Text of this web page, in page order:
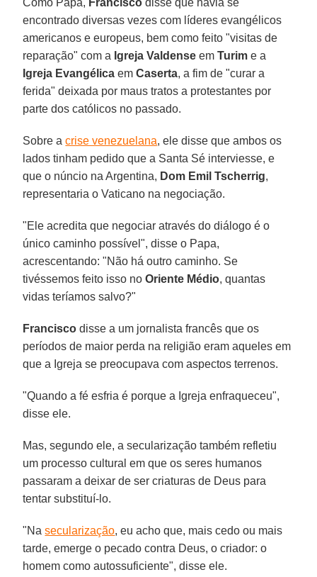
encontrado diversas vezes com líderes evangélicos
americanos e europeus, bem como feito "visitas de
reparação" com a Igreja Valdense emTurim e a
Igreja Evangélica emCaserta, a fim de "curar a
ferida" deixada por maus tratos a protestantes por
parte dos católicos no passado.
Sobre acrise venezuelana, ele disse que ambos os
lados tinham pedido que a Santa Sé interviesse, e
que o núncio na Argentina, Dom Emil Tscherrig,
representaria o Vaticano na negociação.
"Ele acredita que negociar através do diálogo é o
único caminho possível", disse o Papa,
acrescentando: "Não há outro caminho. Se
tivéssemos feito isso noOriente Médio, quantas
vidas teríamos salvo?"
Francisco disse a um jornalista francês que os
períodos de maior perda na religião eram aqueles em
que a Igreja se preocupava com aspectos terrenos.
"Quando a fé esfria é porque a Igreja enfraqueceu",
disse ele.
Mas, segundo ele, a secularização também refletiu
um processo cultural em que os seres humanos
passaram a deixar de ser criaturas de Deus para
tentar substituí-lo.
"Nasecularização, eu acho que, mais cedo ou mais
tarde, emerge o pecado contra Deus, o criador: o
homem como autossuficiente", disse ele.